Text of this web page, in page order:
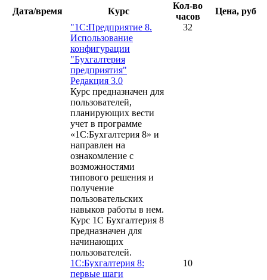
Дата/время Курс
Кол-во
часов
Цена, руб
"1С:Предприятие 8.
Использование
конфигурации
"Бухгалтерия
предприятия"
Редакция 3.0
Курс предназначен для
пользователей,
планирующих вести
учет в программе
«1С:Бухгалтерия 8» и
направлен на
ознакомление с
возможностями
типового решения и
получение
пользовательских
навыков работы в нем.
Курс 1С Бухгалтерия 8
предназначен для
начинающих
пользователей.
32
1С:Бухгалтерия 8:
первые шаги
10